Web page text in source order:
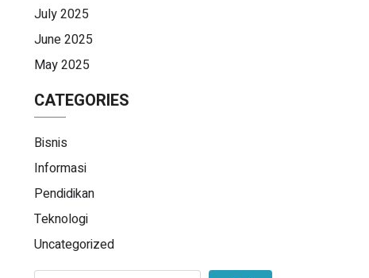
July 2025
June 2025
May 2025
CATEGORIES
Bisnis
Informasi
Pendidikan
Teknologi
Uncategorized